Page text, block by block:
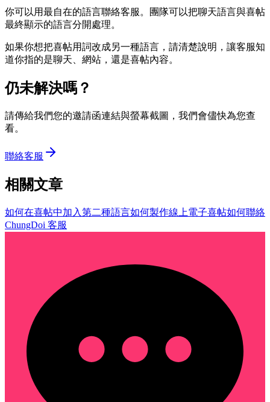
你可以用最自在的語言聯絡客服。團隊可以把聊天語言與喜帖
最終顯示的語言分開處理。
如果你想把喜帖用詞改成另一種語言，請清楚說明，讓客服知
道你指的是聊天、網站，還是喜帖內容。
仍未解決嗎？
請傳給我們您的邀請函連結與螢幕截圖，我們會儘快為您查
看。
聯絡客服
相關文章
如何在喜帖中加入第二種語言如何製作線上電子喜帖如何聯絡
ChungDoi 客服